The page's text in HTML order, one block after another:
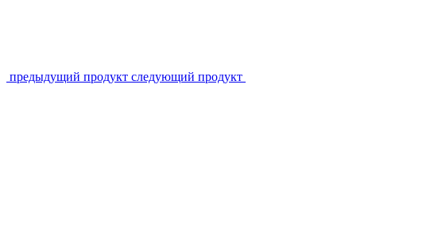
предыдущий продукт следующий продукт